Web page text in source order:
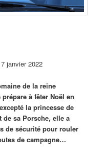
janvier 2022
de la reine
à fêter Noël en
la princesse de
de sa Porsche, elle a
de sécurité pour rouler
de campagne…